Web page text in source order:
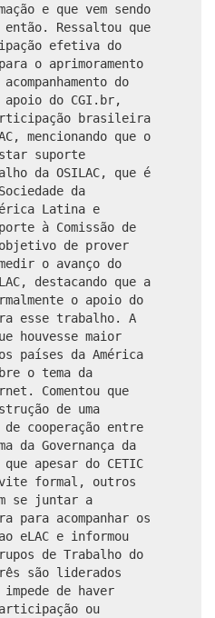
e que vem sendo
então. Ressaltou que
efetiva do
o aprimoramento
do
do CGI.br,
brasileira
mencionando que o
suporte
da OSILAC, que é
da
Latina e
à Comissão de
de prover
o avanço do
destacando que a
o apoio do
esse trabalho. A
houvesse maior
países da América
o tema da
Comentou que
de uma
cooperação entre
da Governança da
apesar do CETIC
formal, outros
se juntar a
para acompanhar os
eLAC e informou
de Trabalho do
são liderados
de haver
ou